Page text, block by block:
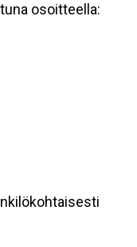
osoitteella: